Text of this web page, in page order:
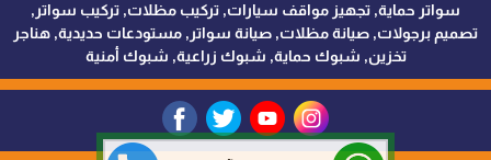
سواتر حماية, تجهيز مواقف سيارات, تركيب مظلات, تركيب سواتر,
تصميم برجولات, صيانة مظلات, صيانة سواتر, مستودعات حديدية, هناجر
تخزين, شبوك حماية, شبوك زراعية, شبوك أمنية